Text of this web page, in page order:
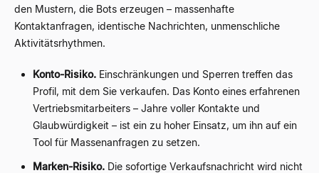
den Mustern, die Bots erzeugen – massenhafte
Kontaktanfragen, identische Nachrichten, unmenschliche
Aktivitätsrhythmen.
Konto-Risiko. Einschränkungen und Sperren treffen das
Profil, mit dem Sie verkaufen. Das Konto eines erfahrenen
Vertriebsmitarbeiters – Jahre voller Kontakte und
Glaubwürdigkeit – ist ein zu hoher Einsatz, um ihn auf ein
Tool für Massenanfragen zu setzen.
Marken-Risiko. Die sofortige Verkaufsnachricht wird nicht